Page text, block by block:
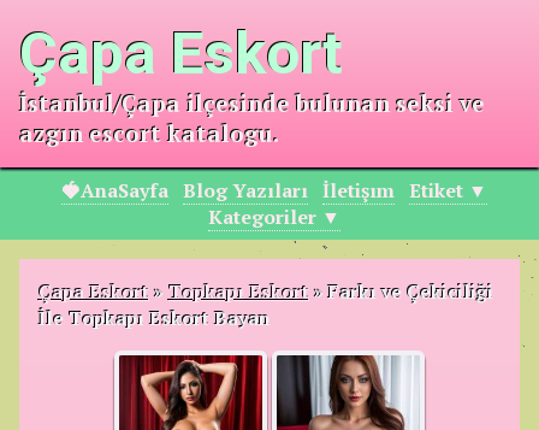
Çapa Eskort
İstanbul/Çapa ilçesinde bulunan seksi ve
azgın escort katalogu.
🍓AnaSayfa Blog Yazıları İletişım Etiket ▼
Kategoriler ▼
Çapa Eskort » Topkapı Eskort »Farkı ve Çekiciliği
İle Topkapı Eskort Bayan